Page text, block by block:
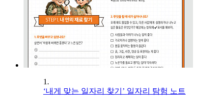
1.
‘내게 맞는 일자리 찾기’ 일자리 탐험 노트